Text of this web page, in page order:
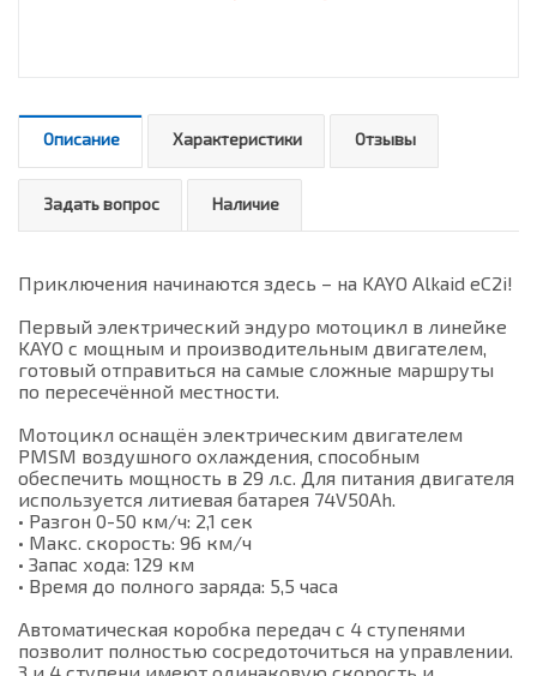
Описание Характеристики Отзывы
Задать вопрос Наличие
Приключения начинаются здесь – на KAYO Alkaid eC2i!
Первый электрический эндуро мотоцикл в линейке
KAYO с мощным и производительным двигателем,
готовый отправиться на самые сложные маршруты
по пересечённой местности.
Мотоцикл оснащён электрическим двигателем
PMSM воздушного охлаждения, способным
обеспечить мощность в 29 л.с. Для питания двигателя
используется литиевая батарея 74V50Ah.
• Разгон 0-50 км/ч: 2,1 сек
• Макс. скорость: 96 км/ч
• Запас хода: 129 км
• Время до полного заряда: 5,5 часа
Автоматическая коробка передач с 4 ступенями
позволит полностью сосредоточиться на управлении.